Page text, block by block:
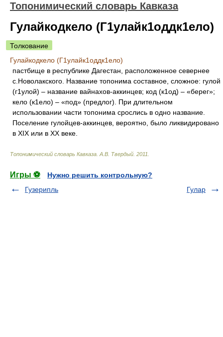
Топонимический словарь Кавказа
Гулайкодкело (Г1улайк1оддк1ело)
Толкование
Гулайкодкело (Г1улайк1оддк1ело)
пастбище в республике Дагестан, расположенное севернее
с.Новолакского. Название топонима составное, сложное: гулой
(г1улой) – название вайнахов-аккинцев; код (к1од) – «берег»;
кело (к1ело) – «под» (предлог). При длительном
использовании части топонима срослись в одно название.
Поселение гулойцев-аккинцев, вероятно, было ликвидировано
в XIX или в XX веке.
Топонимический словарь Кавказа А.В. Твердый 2011
Игры ⚽
Нужно решить контрольную?
Гузерипль
Гулар